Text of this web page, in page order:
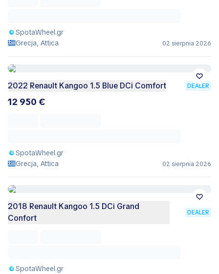
SpotaWheel.gr
Grecja, Attica
02 sierpnia 2026
2022 Renault Kangoo 1.5 Blue DCi Comfort DEALER
12 950 €
SpotaWheel.gr
Grecja, Attica
02 sierpnia 2026
2018 Renault Kangoo 1.5 DCi Grand
Confort
DEALER
SpotaWheel.gr